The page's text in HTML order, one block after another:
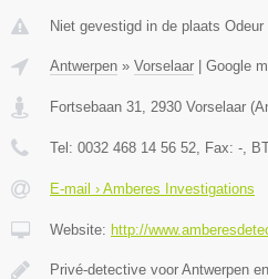
Niet gevestigd in de plaats Odeur
Antwerpen » Vorselaar Google
Fortsebaan 31 2930 Vorselaar (
Tel: 0032 468 14 56 52 , Fax: - ,
E-mail › Amberes Investigations
Website: http://
Privé-detective voor Antwerpen